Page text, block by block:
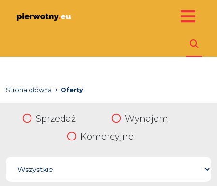
Strona główna Oferty
Sprzedaż
Wynajem
Komercyjne